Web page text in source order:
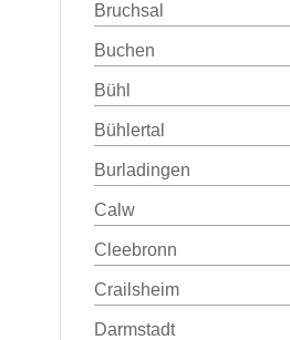
Bruchsal
Buchen
Bühl
Bühlertal
Burladingen
Calw
Cleebronn
Crailsheim
Darmstadt